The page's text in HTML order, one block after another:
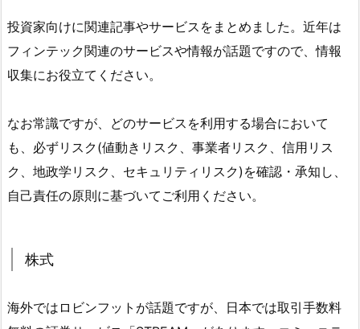
投資家向けに関連記事やサービスをまとめました。近年は
フィンテック関連のサービスや情報が話題ですので、情報
収集にお役立てください。
なお常識ですが、どのサービスを利用する場合において
も、必ずリスク(値動きリスク、事業者リスク、信用リス
ク、地政学リスク、セキュリティリスク)を確認・承知し、
自己責任の原則に基づいてご利用ください。
株式
海外ではロビンフットが話題ですが、日本では取引手数料